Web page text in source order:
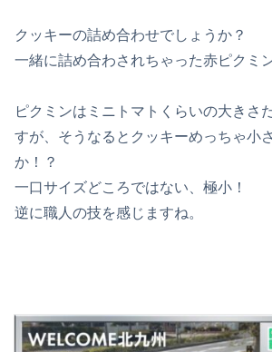
クッキーの詰め合わせでしょうか？
一緒に詰め合わされちゃった赤ピクミ
ピクミンはミニトマトくらいの大きさ
すが、そうなるとクッキーめっちゃ小
か！？
一口サイズどころではない、極小！
逆に職人の技を感じますね。